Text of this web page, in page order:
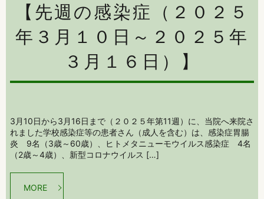
【先週の感染症（２０２５
年３月１０日～２０２５年
３月１６日）】
3月10日から3月16日まで（２０２５年第11週）に、当院へ来院さ
れました学校感染症等の患者さん（成人を含む）は、感染症胃腸
炎 9名（3歳～60歳）、ヒトメタニューモウイルス感染症 4名
（2歳～4歳）、新型コロナウイルス […]
MORE